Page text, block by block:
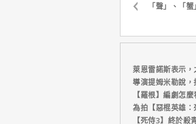
「聲」、「
萊恩雷諾斯表示
導演提姆米勒說，
【羅根】編劇怎
為拍【惡棍英雄
【死侍3】終於